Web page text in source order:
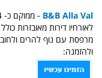
B&B Alla Val -
לאורחיו דירות מאובזרות
מרפסת עם נוף להרים
ולהזמנה: